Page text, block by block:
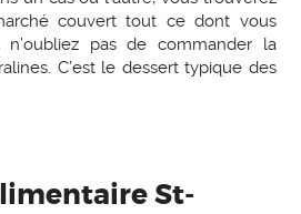
couvert tout ce dont vous
n’oubliez pas de commander la
C’est le dessert typique des
St-